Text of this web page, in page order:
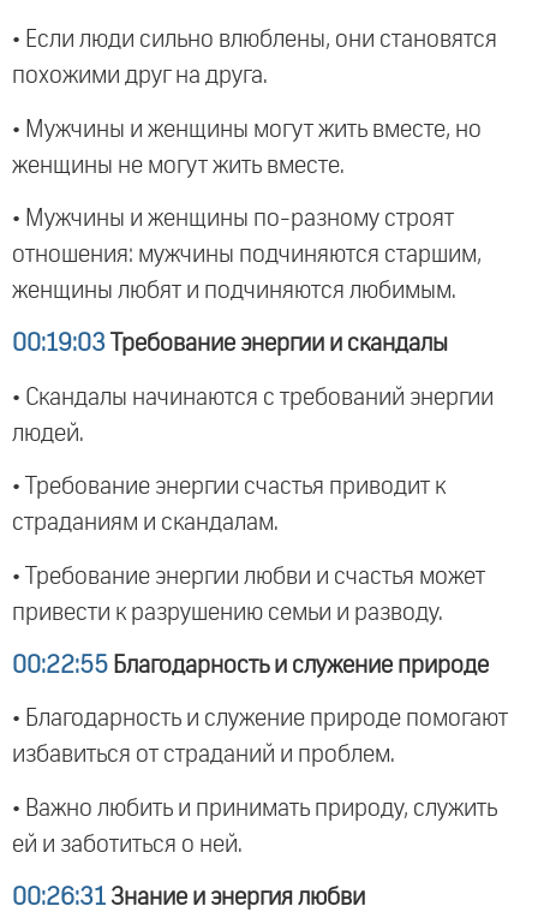
• Если люди сильно влюблены, они становятся
похожими друг на друга.
• Мужчины и женщины могут жить вместе, но
женщины не могут жить вместе.
• Мужчины и женщины по-разному строят
отношения: мужчины подчиняются старшим,
женщины любят и подчиняются любимым.
00:19:03 Требование энергии и скандалы
• Скандалы начинаются с требований энергии
людей.
• Требование энергии счастья приводит к
страданиям и скандалам.
• Требование энергии любви и счастья может
привести к разрушению семьи и разводу.
00:22:55 Благодарность и служение природе
• Благодарность и служение природе помогают
избавиться от страданий и проблем.
• Важно любить и принимать природу, служить
ей и заботиться о ней.
00:26:31 Знание и энергия любви